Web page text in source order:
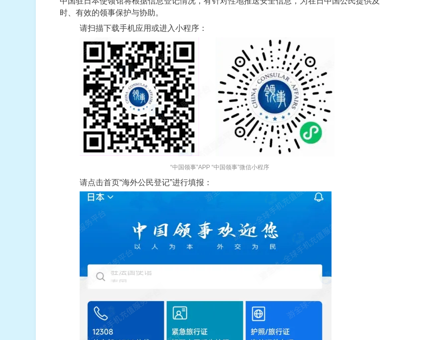
时、有效的领事保护与协助。
请扫描下载手机应用或进入小程序：
“中国领事”APP “中国领事”微信小程序
请点击首页“海外公民登记”进行填报：